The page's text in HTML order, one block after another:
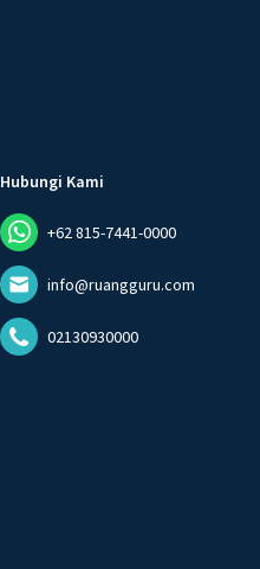
Hubungi Kami
+62 815-7441-0000
info@ruangguru.com
02130930000